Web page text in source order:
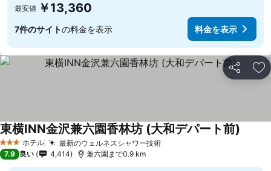
最安値 ￥13,360
7件のサイトの料金を表示 料金を表示
シェア お
3 ホテルのランク
ホテル 最新のウェルネスシャワー技術料金を表示
東横INN金沢兼六園香林坊 (大和デパート前)
7.9 良い 4,414 兼六園まで0.9 km